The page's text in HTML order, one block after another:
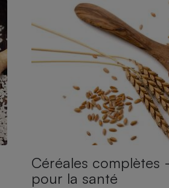
Céréales complètes
pour la santé